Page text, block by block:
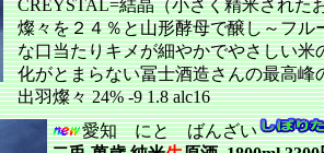
CREYSTAL=結晶（小さく精米された
燦々を２４％と山形酵母で醸し～フ
な口当たりキメが細やかでやさしい
化がとまらない冨士酒造さんの最高峰
出羽燦々 24% -9 1.8 alc16
愛知 にと ばんざい